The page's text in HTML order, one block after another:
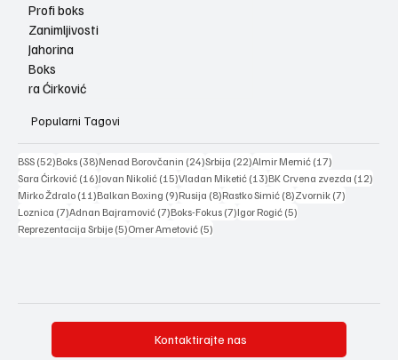
Profi boks
Zanimljivosti
Jahorina
Boks
ra Ćirković
Popularni Tagovi
BSS (52)52 posts
Boks (38)38 posts
Nenad Borovčanin (24)24 posts
Srbija (22)22 posts
Almir Memić (17)
Sara Ćirković (16)16 posts
Jovan Nikolić (15)15 posts
Vladan Miketić (13)13 posts
BK Crvena zvezda (12)
Mirko Ždralo (11)11 posts
Balkan Boxing (9)9 posts
Rusija (8)8 posts
Rastko Simić (8)8 posts
Zvornik (7)
Loznica (7)7 posts
Adnan Bajramović (7)7 posts
Boks-Fokus (7)7 posts
Igor Rogić (5)
Reprezentacija Srbije (5)5 posts
Omer Ametović (5)
Kontaktirajte nas